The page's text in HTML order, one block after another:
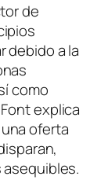
de
debido a la
como
explica
oferta
asequibles.